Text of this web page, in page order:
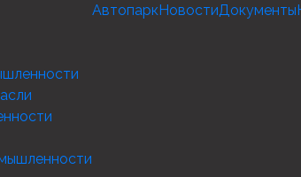
АвтопаркНовостиДокументы